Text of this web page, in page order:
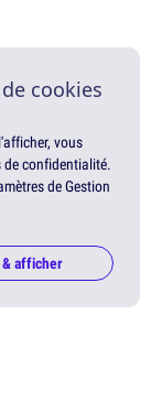
cookies
vous
de confidentialité.
de Gestion
afficher